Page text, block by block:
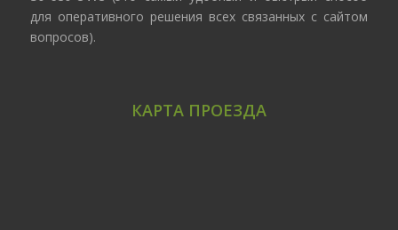
для оперативного решения всех связанных с сайтом
вопросов).
КАРТА ПРОЕЗДА